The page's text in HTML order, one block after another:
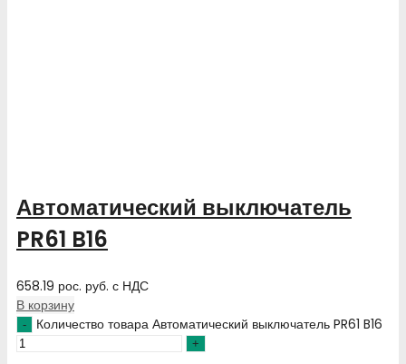
Автоматический выключатель
PR61 B16
658.19 рос. руб. с НДС
В корзину
Количество товара Автоматический выключатель PR61 B16